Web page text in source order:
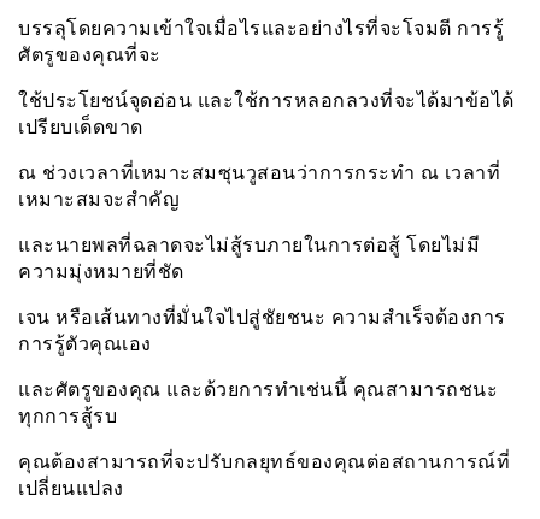
บรรลุโดยความเข้าใจเมื่อไรและอย่างไรที่จะโจมตี การรู้
ศัตรูของคุณที่จะ
ใช้ประโยชน์จุดอ่อน และใช้การหลอกลวงที่จะได้มาข้อได้
เปรียบเด็ดขาด
ณ ช่วงเวลาที่เหมาะสมซุนวูสอนว่าการกระทำ ณ เวลาที่
เหมาะสมจะสำคัญ
และนายพลที่ฉลาดจะไม่สู้รบภายในการต่อสู้ โดยไม่มี
ความมุ่งหมายที่ชัด
เจน หรือเส้นทางที่มั่นใจไปสู่ชัยชนะ ความสำเร็จต้องการ
การรู้ตัวคุณเอง
และศัตรูของคุณ และด้วยการทำเช่นนี้ คุณสามารถชนะ
ทุกการสู้รบ
คุณต้องสามารถที่จะปรับกลยุทธ์ของคุณต่อสถานการณ์ที่
เปลี่ยนแปลง